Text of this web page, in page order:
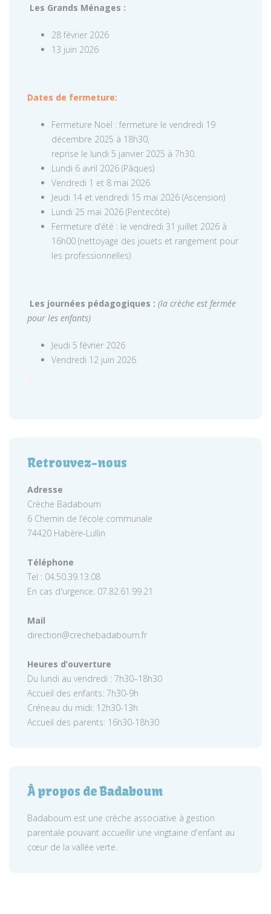
Les Grands Ménages :
28 février 2026
13 juin 2026
Dates de fermeture:
Fermeture Noël : fermeture le vendredi 19
décembre 2025 à 18h30,
reprise le lundi 5 janvier 2025 à 7h30.
Lundi 6 avril 2026 (Pâques)
Vendredi 1 et 8 mai 2026
Jeudi 14 et vendredi 15 mai 2026 (Ascension)
Lundi 25 mai 2026 (Pentecôte)
Fermeture d’été : le vendredi 31 juillet 2026 à
16h00 (nettoyage des jouets et rangement pour
les professionnelles)
Les journées pédagogiques : (la crèche est fermée
pour les enfants)
Jeudi 5 février 2026
Vendredi 12 juin 2026
Retrouvez-nous
Adresse
Crèche Badaboum
6 Chemin de l’école communale
74420 Habère-Lullin
Téléphone
Tel : 04.50.39.13.08
En cas d'urgence: 07.82.61.99.21
Mail
direction@crechebadaboum.fr
Heures d’ouverture
Du lundi au vendredi : 7h30–18h30
Accueil des enfants: 7h30-9h
Créneau du midi: 12h30-13h
Accueil des parents: 16h30-18h30
À propos de Badaboum
Badaboum est une crèche associative à gestion
parentale pouvant accueillir une vingtaine d'enfant au
cœur de la vallée verte.